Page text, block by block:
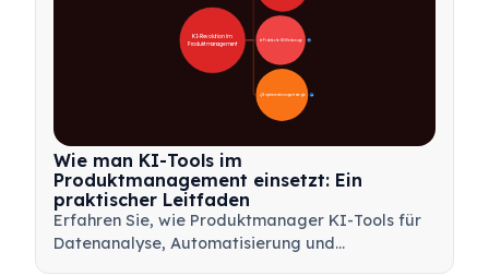
🛠️ Praktische KI-Werkzeuge
📋 Implementierungsstrategie
KI-Revolution im
Produktmanagement
Wie man KI-Tools im
Produktmanagement einsetzt: Ein
praktischer Leitfaden
Erfahren Sie, wie Produktmanager KI-Tools für
Datenanalyse, Automatisierung und